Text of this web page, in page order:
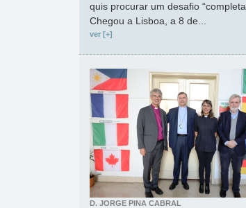
quis procurar um desafio
Chegou a Lisboa, a 8 de...
ver [+]
D. JORGE PINA CABRAL